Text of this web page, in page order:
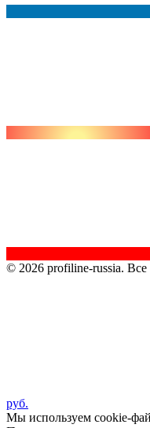
© 2026 profiline-russia.
руб.
Мы используем cookie-